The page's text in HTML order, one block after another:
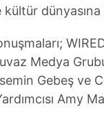
Medya
Gebeş ve
Amy